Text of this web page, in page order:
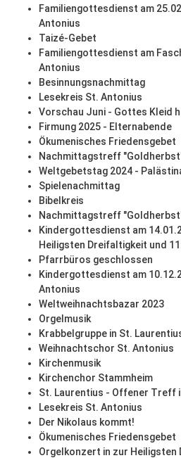
Familiengottesdienst am
Antonius
Taizé-Gebet
Familiengottesdienst am
Antonius
Besinnungsnachmittag
Lesekreis St. Antonius
Vorschau Juni - Gottes Kleid
Firmung 2025 - Elternabende
Ökumenisches Friedensgebet
Nachmittagstreff
Weltgebetstag 2024 -
Spielenachmittag
Bibelkreis
Nachmittagstreff
Kindergottesdienst am
Heiligsten Dreifaltigkeit und
Pfarrbüros geschlossen
Kindergottesdienst am
Antonius
Weltweihnachtsbazar 2023
Orgelmusik
Krabbelgruppe in St.
Weihnachtschor St. Antonius
Kirchenmusik
Kirchenchor Stammheim
St. Laurentius - Offener Treff
Lesekreis St. Antonius
Der Nikolaus kommt!
Ökumenisches Friedensgebet
Orgelkonzert in zur Heiligsten